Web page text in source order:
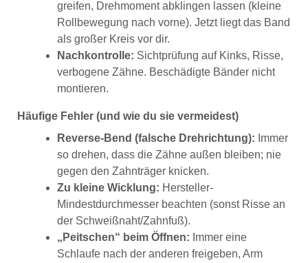
greifen, Drehmoment abklingen lassen (kleine
Rollbewegung nach vorne). Jetzt liegt das Band
als großer Kreis vor dir.
Nachkontrolle: Sichtprüfung auf Kinks, Risse,
verbogene Zähne. Beschädigte Bänder nicht
montieren.
Häufige Fehler (und wie du sie vermeidest)
Reverse-Bend (falsche Drehrichtung): Immer
so drehen, dass die Zähne außen bleiben; nie
gegen den Zahnträger knicken.
Zu kleine Wicklung: Hersteller-
Mindestdurchmesser beachten (sonst Risse an
der Schweißnaht/Zahnfuß).
„Peitschen“ beim Öffnen: Immer eine
Schlaufe nach der anderen freigeben, Arm